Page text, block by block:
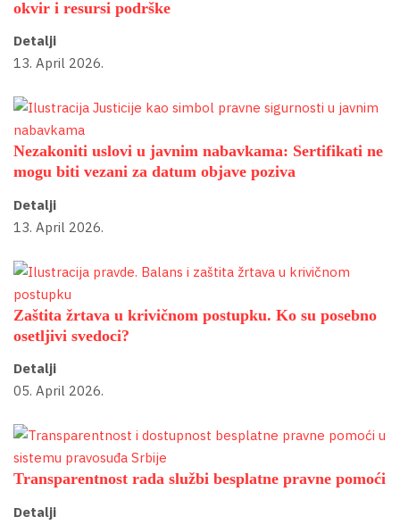
okvir i resursi podrške
Detalji
13. April 2026.
Nezakoniti uslovi u javnim nabavkama: Sertifikati ne
mogu biti vezani za datum objave poziva
Detalji
13. April 2026.
Zaštita žrtava u krivičnom postupku. Ko su posebno
osetljivi svedoci?
Detalji
05. April 2026.
Transparentnost rada službi besplatne pravne pomoći
Detalji